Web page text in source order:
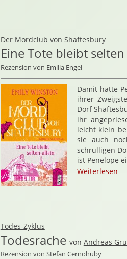
Der Mordclub von Shaftesbury
Eine Tote bleibt
Rezension von Emilia Engel
Damit hätte
ihrer
Dorf
ihr
leicht klein
sie auch
schrulligen
ist Penelope
Weiterlesen
Todes-Zyklus
Todesrache von Andreas
Rezension von Stefan Cernohuby